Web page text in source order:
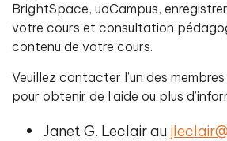
BrightSpace, uoCampus,
votre cours et consultation
contenu de votre cours.
Veuillez contacter l’un des
pour obtenir de l’aide ou plus
Janet G. Leclair au